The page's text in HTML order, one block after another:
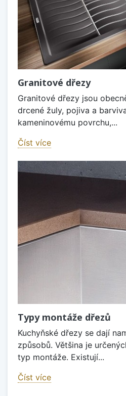
Granitové dřezy
Granitové dřezy jsou
drcené žuly, pojiva a
kameninovému povrchu,...
Číst více
Typy montáže dřezů
Kuchyňské dřezy se dají
způsobů. Většina je
typ montáže. Existují...
Číst více